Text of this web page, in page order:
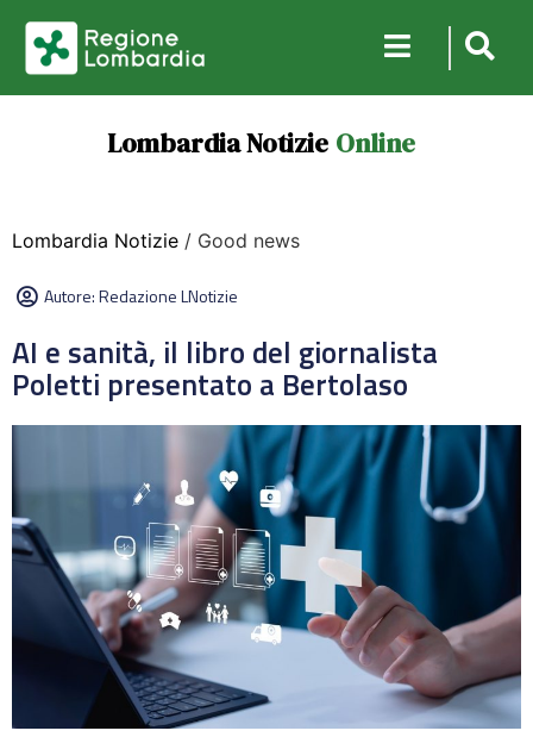
Lombardia Notizie Online
Lombardia Notizie / Good news
Autore:Redazione LNotizie
AI e sanità, il libro del giornalista
Poletti presentato a Bertolaso